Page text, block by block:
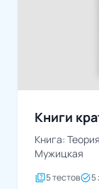
Книги
Книга:
Мужицкая
quiz5 тестовtask_alt5